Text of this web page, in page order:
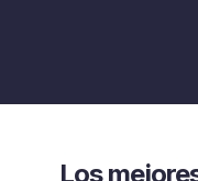
Los